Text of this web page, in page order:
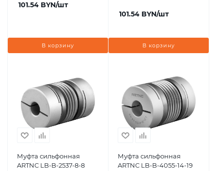
101.54 BYN/шт
В корзину
101.54 BYN/шт
В корзину
Муфта сильфонная
ARTNC LB-B-2537-8-8
Муфта сильфонная
ARTNC LB-B-4055-14-19